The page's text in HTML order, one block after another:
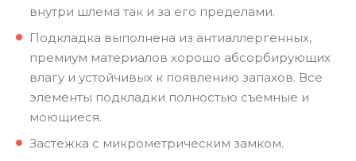
внутри шлема так и за его пределами.
Подкладка выполнена из антиаллергенных,
премиум материалов хорошо абсорбирующих
влагу и устойчивых к появлению запахов. Все
элементы подкладки полностью съемные и
моющиеся.
Застежка с микрометрическим замком.